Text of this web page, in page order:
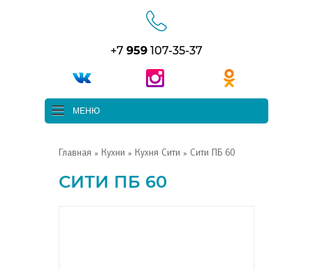
+7 959 107-35-37
МЕНЮ
Главная » Кухни » Кухня Сити » Сити ПБ 60
СИТИ ПБ 60